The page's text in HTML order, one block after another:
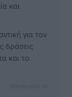
και
για τον
δράσεις
και το